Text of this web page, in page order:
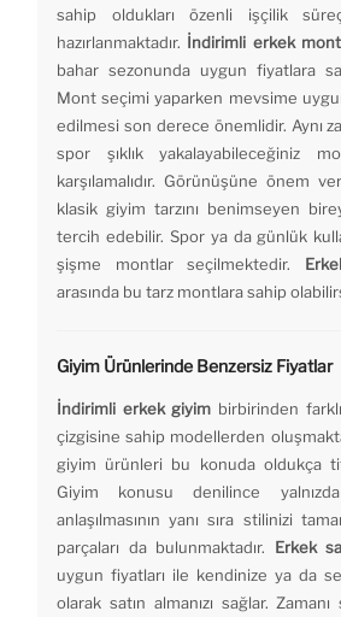
sahip oldukları özenli işçilik
hazırlanmaktadır. İndirimli erkek mont
bahar sezonunda uygun fiyatlara
Mont seçimi yaparken mevsime
edilmesi son derece önemlidir. Aynı
spor şıklık yakalayabileceğiniz
karşılamalıdır. Görünüşüne önem
klasik giyim tarzını benimseyen
tercih edebilir. Spor ya da günlük
şişme montlar seçilmektedir.
arasında bu tarz montlara sahip
Giyim Ürünlerinde Benzersiz Fiyatlar
İndirimli erkek giyim birbirinden
çizgisine sahip modellerden
giyim ürünleri bu konuda oldukça
Giyim konusu denilince
anlaşılmasının yanı sıra stilinizi
parçaları da bulunmaktadır. Erkek
uygun fiyatları ile kendinize ya da
olarak satın almanızı sağlar.